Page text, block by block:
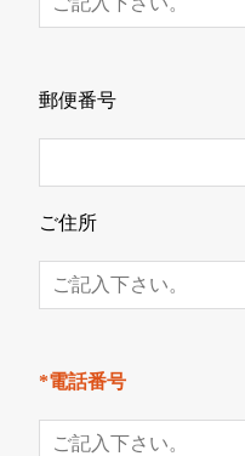
郵便番号
ご住所
*電話番号